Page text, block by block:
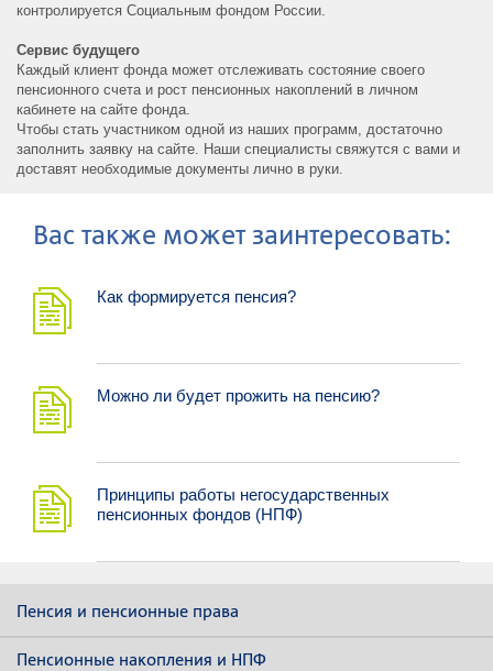
контролируется Социальным фондом России.
Сервис будущего
Каждый клиент фонда может отслеживать состояние своего
пенсионного счета и рост пенсионных накоплений в личном
кабинете на сайте фонда.
Чтобы стать участником одной из наших программ, достаточно
заполнить заявку на сайте. Наши специалисты свяжутся с вами и
доставят необходимые документы лично в руки.
Ваc также может заинтересовать:
Как формируется пенсия?
Можно ли будет прожить на пенсию?
Принципы работы негосударственных
пенсионных фондов (НПФ)
Пенсия и пенсионные права
Пенсионные накопления и НПФ